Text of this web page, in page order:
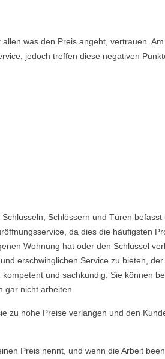
was den Preis angeht, vertrauen.
jedoch treffen diese negativen
Schlössern und Türen befasst
da dies die häufigsten
Wohnung hat oder den Schlüssel
erschwinglichen Service zu bieten,
und sachkundig. Sie können
gar nicht arbeiten.
zu hohe Preise verlangen und den
Preis nennt, und wenn die Arbeit